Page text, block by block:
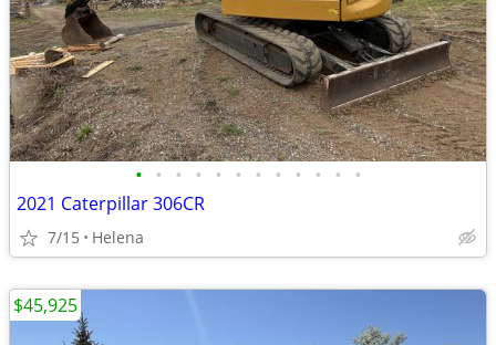
• • • • • • • • • • • •
2021 Caterpillar 306CR
7/15 Helena
$45,925